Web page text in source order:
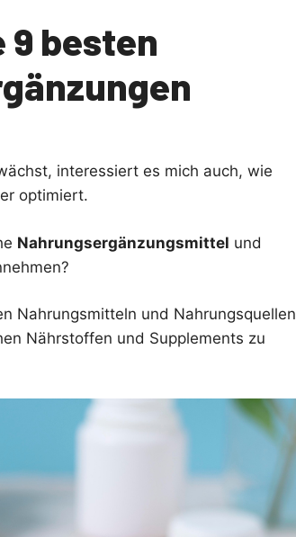
9 besten
interessiert es mich auch, wie
optimiert.
Nahrungsergänzungsmittel und
Nahrungsmitteln und Nahrungsquellen
Nährstoffen und Supplements zu